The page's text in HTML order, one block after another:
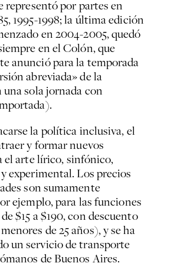
representó por partes en
1995-1998; la última edición
en 2004-2005, quedó
en el Colón, que
anunció para la temporada
abreviada» de la
una sola jornada con
la política inclusiva, el
y formar nuevos
el arte lírico, sinfónico,
experimental. Los precios
son sumamente
ejemplo, para las funciones
$15 a $190, con descuento
de 25 años), y se ha
un servicio de transporte
de Buenos Aires.